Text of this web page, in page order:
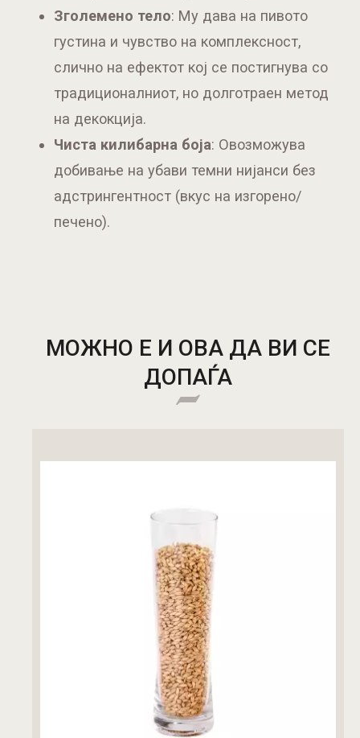
Зголемено тело: Му дава на пивото
густина и чувство на комплексност,
слично на ефектот кој се постигнува со
традиционалниот, но долготраен метод
на декокција.
Чиста килибарна боја: Овозможува
добивање на убави темни нијанси без
адстрингентност (вкус на изгорено/
печено).
МОЖНО Е И ОВА ДА ВИ СЕ
ДОПАЃА